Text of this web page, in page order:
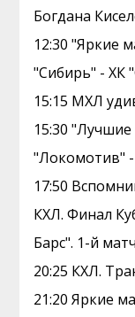
Богдана
12:30 "Яркие
"Сибирь" - ХК
15:15 МХЛ
15:30
"Локомотив"
17:50
КХЛ. Финал
Барс". 1-й матч
20:25 КХЛ.
21:20 Яркие